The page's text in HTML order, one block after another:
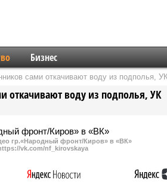
Бизнес
сами откачивают воду из подполья,
воду из подполья, УК
гр.«Народный фронт/Киров» в «ВК»
vk.com/nf_kirovskaya